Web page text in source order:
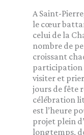
A Saint-
le cœur
celui de la
nombre de
croissant
participation
visiter et
jours de fête
célébration
est l’heure
projet plein
longtemps,